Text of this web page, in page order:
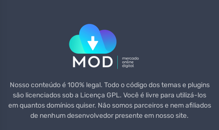
Nosso conteúdo é 100% legal. Todo o código dos temas e plugins
são licenciados sob a Licença GPL. Você é livre para utilizá-los
em quantos domínios quiser. Não somos parceiros e nem afiliados
de nenhum desenvolvedor presente em nosso site.